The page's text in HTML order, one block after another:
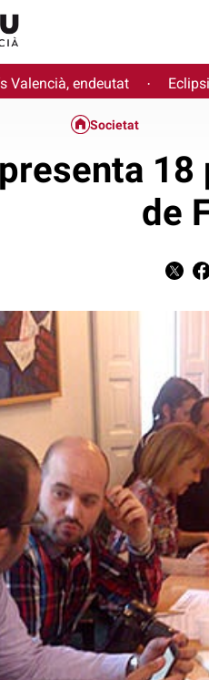
Valencià, endeutat ·
Societat
de